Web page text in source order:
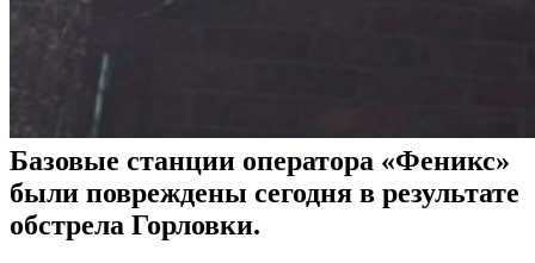
Базовые станции оператора «Феникс»
были повреждены сегодня в результате
обстрела Горловки.